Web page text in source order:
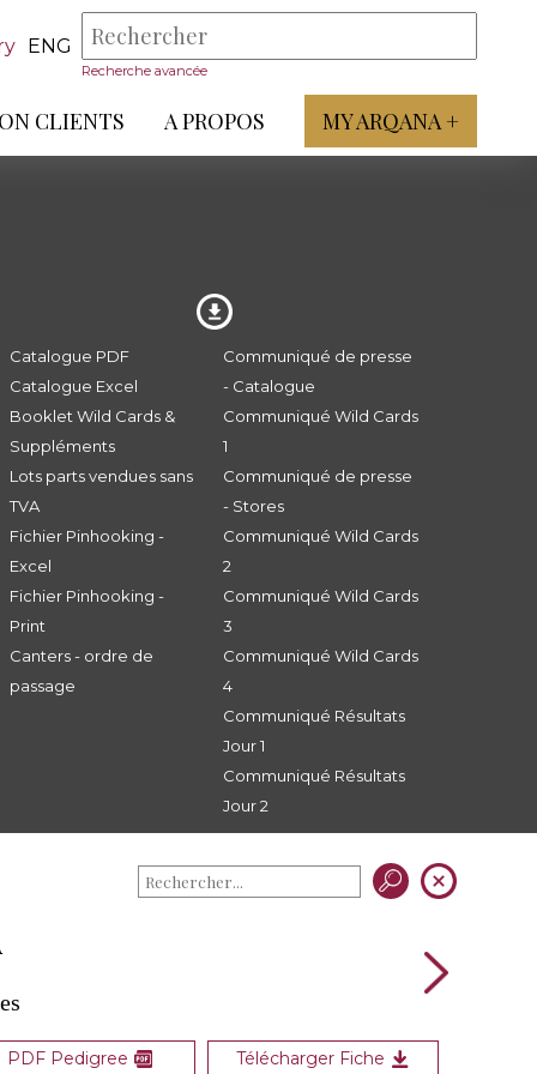
ENG
Recherche avancée
CLIENTS A PROPOS MY ARQANA +
Catalogue PDF
Catalogue Excel
Booklet Wild Cards &
Suppléments
Lots parts vendues sans
TVA
Fichier Pinhooking -
Excel
Fichier Pinhooking -
Print
Canters - ordre de
passage
Communiqué de presse
- Catalogue
Communiqué Wild Cards
1
Communiqué de presse
- Stores
Communiqué Wild Cards
2
Communiqué Wild Cards
3
Communiqué Wild Cards
4
Communiqué Résultats
Jour 1
Communiqué Résultats
Jour 2
PDF Pedigree Télécharger Fiche